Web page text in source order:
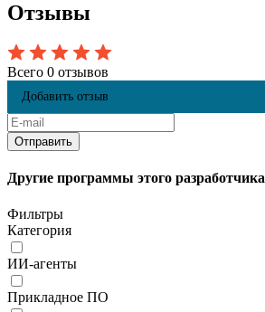
Отзывы
Всего 0 отзывов
Добавить отзыв
Другие программы этого разработчика
Фильтры
Категория
ИИ-агенты
Прикладное ПО